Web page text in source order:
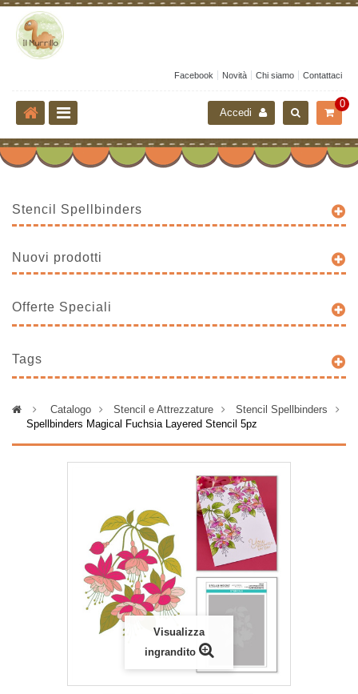
Facebook Novità Chi siamo Contattaci
0
Accedi
Stencil Spellbinders
Nuovi prodotti
Offerte Speciali
Tags
> Catalogo > Stencil e Attrezzature >
Stencil Spellbinders
Spellbinders Magical Fuchsia Layered Stencil 5pz
Visualizza
ingrandito